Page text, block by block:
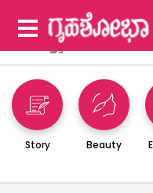
Story Beauty